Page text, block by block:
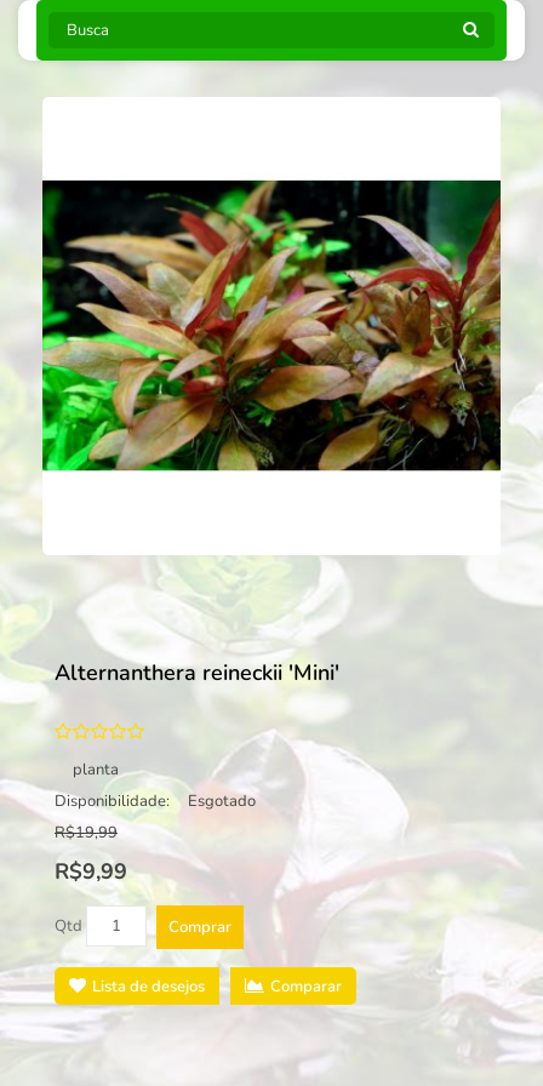
Alternanthera reineckii 'Mini'
planta
Disponibilidade:
Esgotado
R$19,99
R$9,99
Qtd Comprar
Lista de desejos Comparar